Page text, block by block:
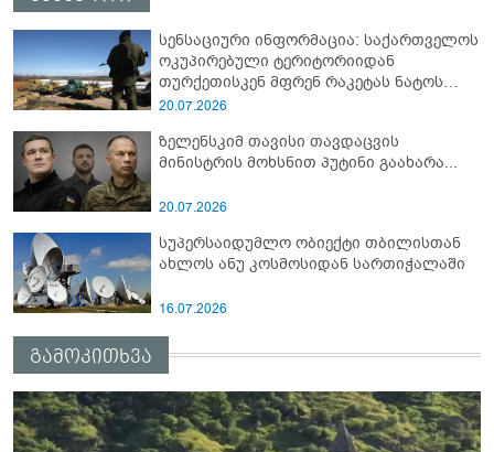
სენსაციური ინფორმაცია: საქართველოს
ოკუპირებული ტერიტორიიდან
თურქეთისკენ მფრენ რაკეტას ნატოს
სამიტი კინაღამ ჩაუშლია
20.07.2026
ზელენსკიმ თავისი თავდაცვის
მინისტრის მოხსნით პუტინი გაახარა...
20.07.2026
სუპერსაიდუმლო ობიექტი თბილისთან
ახლოს ანუ კოსმოსიდან სართიჭალაში
16.07.2026
გამოკითხვა